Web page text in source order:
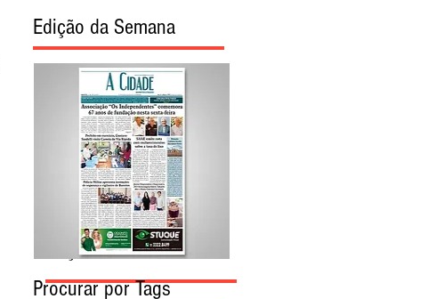
Edição da Semana
Edição da Semana
Procurar por Tags